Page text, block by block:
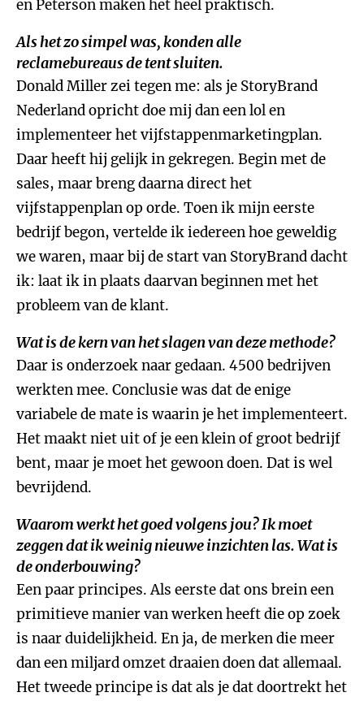
en Peterson maken het heel praktisch.
Als het zo simpel was, konden alle
reclamebureaus de tent sluiten.
Donald Miller zei tegen me: als je StoryBrand
Nederland opricht doe mij dan een lol en
implementeer het vijfstappenmarketingplan.
Daar heeft hij gelijk in gekregen. Begin met de
sales, maar breng daarna direct het
vijfstappenplan op orde. Toen ik mijn eerste
bedrijf begon, vertelde ik iedereen hoe geweldig
we waren, maar bij de start van StoryBrand dacht
ik: laat ik in plaats daarvan beginnen met het
probleem van de klant.
Wat is de kern van het slagen van deze methode?
Daar is onderzoek naar gedaan. 4500 bedrijven
werkten mee. Conclusie was dat de enige
variabele de mate is waarin je het implementeert.
Het maakt niet uit of je een klein of groot bedrijf
bent, maar je moet het gewoon doen. Dat is wel
bevrijdend.
Waarom werkt het goed volgens jou? Ik moet
zeggen dat ik weinig nieuwe inzichten las. Wat is
de onderbouwing?
Een paar principes. Als eerste dat ons brein een
primitieve manier van werken heeft die op zoek
is naar duidelijkheid. En ja, de merken die meer
dan een miljard omzet draaien doen dat allemaal.
Het tweede principe is dat als je dat doortrekt het